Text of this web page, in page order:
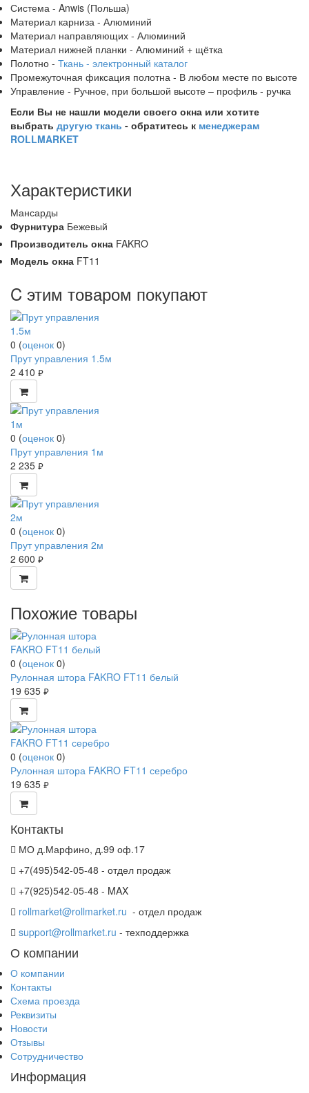
Система - Anwis (Польша)
Материал карниза - Алюминий
Материал направляющих - Алюминий
Материал нижней планки - Алюминий + щётка
Полотно - Ткань - электронный каталог
Промежуточная фиксация полотна - В любом месте по высоте
Управление - Ручное, при большой высоте – профиль - ручка
Если Вы не нашли модели своего окна или хотите
выбрать другую ткань - обратитесь к менеджерам
ROLLMARKET
Характеристики
Мансарды
Фурнитура Бежевый
Производитель окна FAKRO
Модель окна FT11
C этим товаром покупают
0 (оценок 0)
Прут управления 1.5м
2 410 руб.
0 (оценок 0)
Прут управления 1м
2 235 руб.
0 (оценок 0)
Прут управления 2м
2 600 руб.
Похожие товары
0 (оценок 0)
Рулонная штора FAKRO FT11 белый
19 635 руб.
0 (оценок 0)
Рулонная штора FAKRO FT11 серебро
19 635 руб.
Контакты
МО д.Марфино, д.99 оф.17
+7(495)542-05-48 - отдел продаж
+7(925)542-05-48 - MAX
rollmarket@rollmarket.ru - отдел продаж
support@rollmarket.ru - техподдержка
О компании
О компании
Контакты
Схема проезда
Реквизиты
Новости
Отзывы
Сотрудничество
Информация